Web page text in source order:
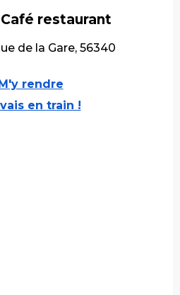
restaurant
de la Gare, 56340
M'y rendre
en train !